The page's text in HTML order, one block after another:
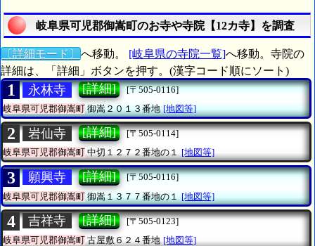
岐阜県可児郡御嵩町のお寺や寺院【12カ寺】を調査
〔詳細モード〕 へ移動。 [岐阜県の寺院一覧]へ移動。寺院の
詳細は、「詳細」ボタンを押す。(漢字コード順にソート)
1 永林寺 [詳細]
[〒505-0116]
岐阜県可児郡御嵩町御嵩２０１３番地 [地図等]
2 岩仙寺 [詳細]
[〒505-0114]
岐阜県可児郡御嵩町中切１２７２番地の１ [地図等]
3 願興寺 [詳細]
[〒505-0116]
岐阜県可児郡御嵩町御嵩１３７７番地の１ [地図等]
4 吉祥寺 [詳細]
[〒505-0123]
岐阜県可児郡御嵩町 古屋敷６２４番地 [地図等]